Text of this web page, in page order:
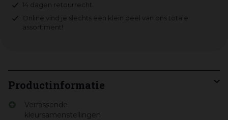
14 dagen retourrecht.
Online vind je slechts een klein deel van ons totale
assortiment!
Productinformatie
Verrassende
kleursamenstellingen